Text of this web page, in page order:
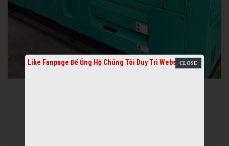
Like Fanpage Để Ủng Hộ Chúng Tôi Duy Trì Website